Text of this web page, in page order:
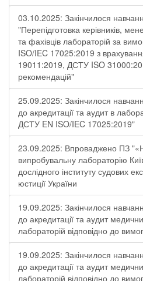
03.10.2025: Закінчилося
"Перепідготовка керівників,
та фахівців лабораторій за
ISO/IEC 17025:2019 з
19011:2019, ДСТУ ISO
рекомендацій"
25.09.2025: Закінчилося
до акредитації та аудит в
ДСТУ EN ISO/IEC 17025:2019"
23.09.2025: Впроваджено ПЗ
випробувальну лабораторію
дослідного інституту судових
юстиції України
19.09.2025: Закінчилося
до акредитації та аудит
лабораторій відповідно до
19.09.2025: Закінчилося
до акредитації та аудит
лабораторій відповідно до